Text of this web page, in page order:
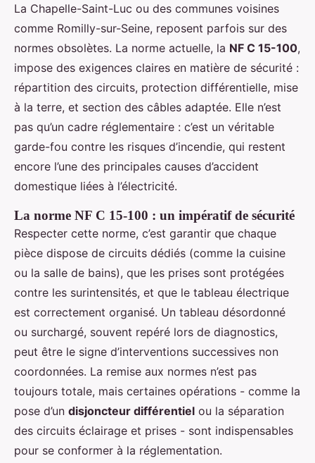
La Chapelle-Saint-Luc ou des communes voisines
comme Romilly-sur-Seine, reposent parfois sur des
normes obsolètes. La norme actuelle, la NF C 15-100,
impose des exigences claires en matière de sécurité :
répartition des circuits, protection différentielle, mise
à la terre, et section des câbles adaptée. Elle n’est
pas qu’un cadre réglementaire : c’est un véritable
garde-fou contre les risques d’incendie, qui restent
encore l’une des principales causes d’accident
domestique liées à l’électricité.
La norme NF C 15-100 : un impératif de sécurité
Respecter cette norme, c’est garantir que chaque
pièce dispose de circuits dédiés (comme la cuisine
ou la salle de bains), que les prises sont protégées
contre les surintensités, et que le tableau électrique
est correctement organisé. Un tableau désordonné
ou surchargé, souvent repéré lors de diagnostics,
peut être le signe d’interventions successives non
coordonnées. La remise aux normes n’est pas
toujours totale, mais certaines opérations - comme la
pose d’un disjoncteur différentiel ou la séparation
des circuits éclairage et prises - sont indispensables
pour se conformer à la réglementation.